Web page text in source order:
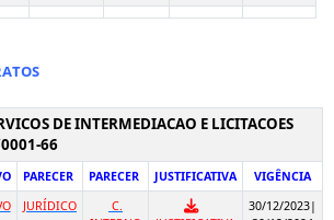
DE INTERMEDIACAO E LICITACOES
66
PARECER PARECER JUSTIFICATIVA
VIGÊNCIA
JURÍDICO
C.
30/12/2023|